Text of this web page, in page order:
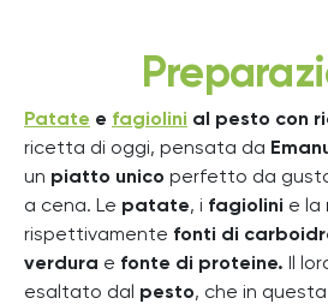
Patate e fagiolini al pesto con
ricetta di oggi, pensata da
un piatto unico perfetto da
a cena. Le patate, i fagiolini e la
rispettivamente fonti di
verdura e fonte di proteine. Il
esaltato dal pesto, che in